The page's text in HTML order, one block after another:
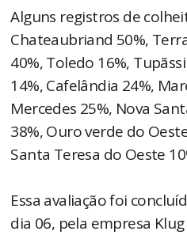
Alguns registros de
Chateaubriand 50%,
40%, Toledo 16%,
14%, Cafelândia 24%,
Mercedes 25%, Nova
38%, Ouro verde do
Santa Teresa do Oeste
Essa avaliação foi
dia 06, pela empresa